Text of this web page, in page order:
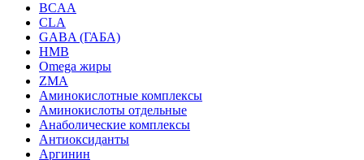
BCAA
CLA
GABA (ГАБА)
HMB
Omega жиры
ZMA
Аминокислотные комплексы
Аминокислоты отдельные
Анаболические комплексы
Антиоксиданты
Аргинин